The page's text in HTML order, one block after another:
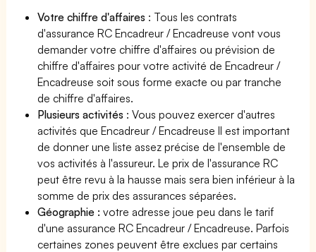
Votre chiffre d'affaires : Tous les contrats
d'assurance RC Encadreur / Encadreuse vont vous
demander votre chiffre d'affaires ou prévision de
chiffre d'affaires pour votre activité de Encadreur /
Encadreuse soit sous forme exacte ou par tranche
de chiffre d'affaires.
Plusieurs activités : Vous pouvez exercer d'autres
activités que Encadreur / Encadreuse Il est important
de donner une liste assez précise de l'ensemble de
vos activités à l'assureur. Le prix de l'assurance RC
peut être revu à la hausse mais sera bien inférieur à la
somme de prix des assurances séparées.
Géographie :votre adresse joue peu dans le tarif
d'une assurance RC Encadreur / Encadreuse. Parfois
certaines zones peuvent être exclues par certains